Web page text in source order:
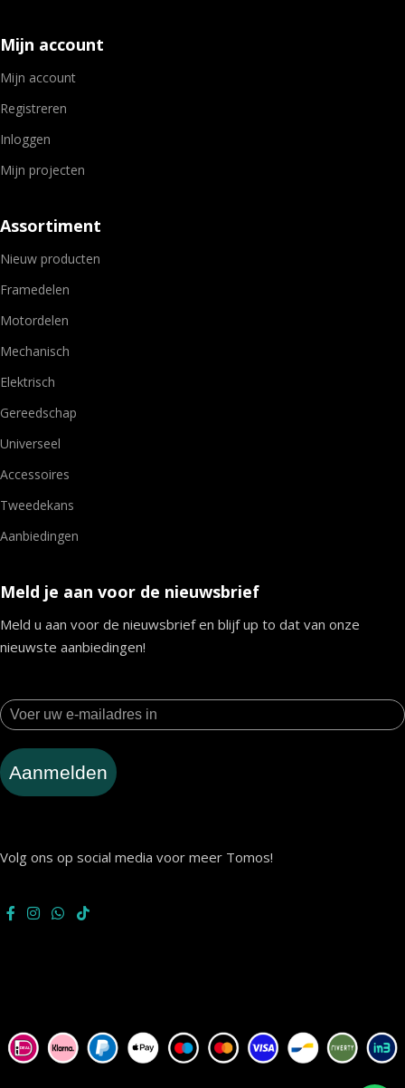
Mijn account
Mijn account
Registreren
Inloggen
Mijn projecten
Assortiment
Nieuw producten
Framedelen
Motordelen
Mechanisch
Elektrisch
Gereedschap
Universeel
Accessoires
Tweedekans
Aanbiedingen
Meld je aan voor de nieuwsbrief
Meld u aan voor de nieuwsbrief en blijf up to dat van onze
nieuwste aanbiedingen!
Aanmelden
Volg ons op social media voor meer Tomos!